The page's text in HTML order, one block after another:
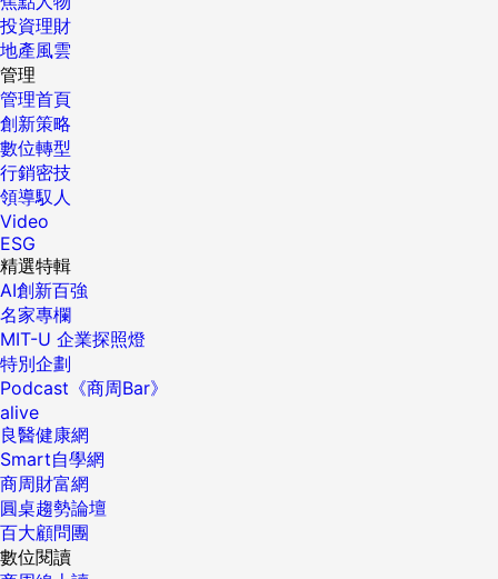
投資理財
地產風雲
管理
管理首頁
創新策略
數位轉型
行銷密技
領導馭人
Video
ESG
精選特輯
AI創新百強
名家專欄
MIT-U 企業探照燈
特別企劃
Podcast《商周Bar》
alive
良醫健康網
Smart自學網
商周財富網
圓桌趨勢論壇
百大顧問團
數位閱讀